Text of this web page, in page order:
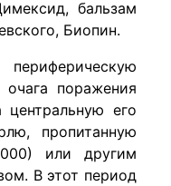
бальзам
Биопин.
очага поражения
его
пропитанную
или другим
В этот период